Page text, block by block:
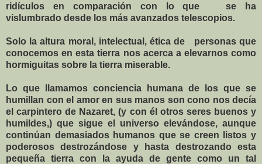
ridículos en comparación con lo que
se ha
vislumbrado desde los más avanzados telescopios.
Solo la altura moral, intelectual, ética de
personas que
conocemos en esta tierra nos acerca a elevarnos como
hormiguitas sobre la tierra miserable.
Lo que llamamos conciencia humana de los que se
humillan con el amor en sus manos son cono nos decía
el carpintero de Nazaret, (y con él otros seres buenos y
humildes,) que sigue el universo elevándose, aunque
continúan demasiados humanos que se creen listos y
poderosos destrozándose y hasta destrozando esta
pequeña tierra con la ayuda de gente como un tal